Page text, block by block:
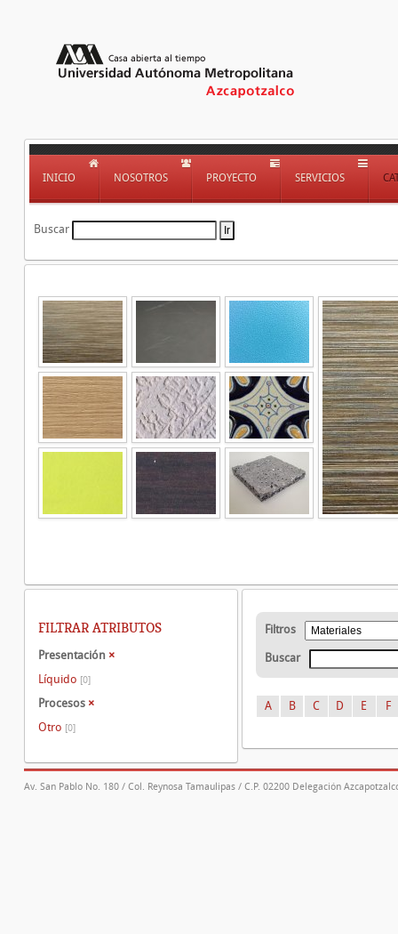
INICIO NOSOTROS PROYECTO SERVICIOS
Buscar
Filtros
Buscar
A B C D E F
FILTRAR ATRIBUTOS
Presentación ×
Líquido [0]
Procesos ×
Otro [0]
Av. San Pablo No. 180 / Col. Reynosa Tamaulipas / C.P. 02200 Delegación